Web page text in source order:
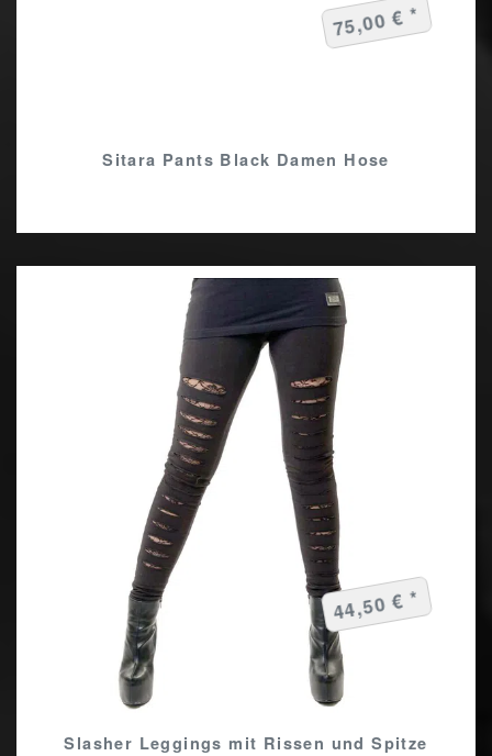
Sitara Pants Black Damen Hose
75,00 € *
Slasher Leggings mit Rissen und Spitze
44,50 € *